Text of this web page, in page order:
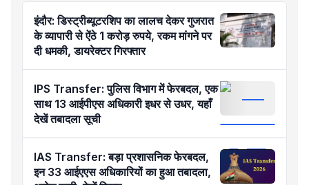
इंदौर: डिस्ट्रीब्यूटरशिप का लालच देकर गुजरात
के व्यापारी से ऐंठे 1 करोड़ रुपये, रकम मांगने पर
दी धमकी, डायरेक्टर गिरफ्तार
IPS Transfer: पुलिस विभाग में फेरबदल, एक
साथ 13 आईपीएस अधिकारी इधर से उधर, यहाँ
देखें तबादला सूची
IAS Transfer: बड़ा प्रशासनिक फेरबदल,
इन 33 आईएएस अधिकारियों का हुआ तबादला,